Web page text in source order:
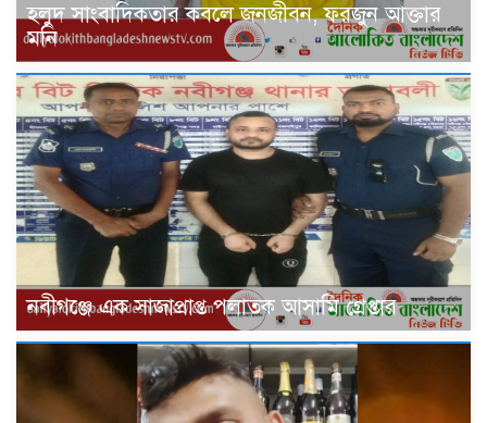
হলুদ সাংবাদিকতার কবলে জনজীবন, ফরজুন আক্তার
মনি
‎নবীগঞ্জে এক সাজাপ্রাপ্ত পলাতক আসামি গ্রেপ্তার